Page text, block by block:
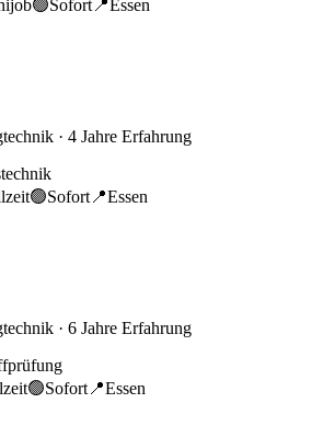
🟢Sofort 📍Essen
· 4 Jahre Erfahrung
🟢Sofort 📍Essen
· 6 Jahre Erfahrung
🟢Sofort 📍Essen